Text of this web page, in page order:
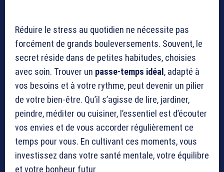
Réduire le stress au quotidien ne nécessite pas
forcément de grands bouleversements. Souvent, le
secret réside dans de petites habitudes, choisies
avec soin. Trouver un passe-temps idéal , adapté à
vos besoins et à votre rythme, peut devenir un pilier
de votre bien-être. Qu’il s’agisse de lire, jardiner,
peindre, méditer ou cuisiner, l’essentiel est d’écouter
vos envies et de vous accorder régulièrement ce
temps pour vous. En cultivant ces moments, vous
investissez dans votre santé mentale, votre équilibre
et votre bonheur futur